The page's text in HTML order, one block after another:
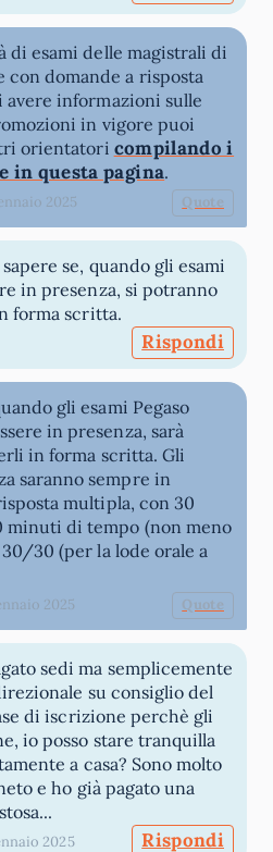
di esami delle magistrali di
con domande a risposta
avere informazioni sulle
in vigore puoi
orientatori compilando i
in questa pagina.
2025 Quote
se, quando gli esami
in presenza, si potranno
forma scritta.
Rispondi
gli esami Pegaso
in presenza, sarà
in forma scritta. Gli
saranno sempre in
multipla, con 30
minuti di tempo (non meno
30/30 (per la lode orale a
2025 Quote
sedi ma semplicemente
su consiglio del
di iscrizione perchè gli
io posso stare tranquilla
a casa? Sono molto
e ho già pagato una
2025 Rispondi